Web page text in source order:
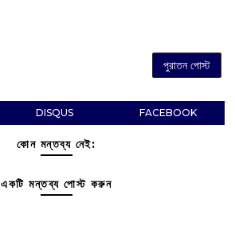
পুরাতন পোস্ট
DISQUS FACEBOOK
কোন মন্তব্য নেই:
একটি মন্তব্য পোস্ট করুন